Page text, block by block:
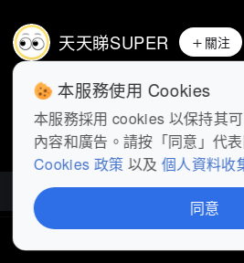
天天睇SUPER 關注
胡子貝 Rock 爆演繹《無盡》
樂綜藝 #聲秀 #廣東歌 #樂壇
查看更多
聲秀| 全31集
本服務使用 Cookies
本服務採用 cookies 以保持其
內容和廣告。請按「同意」代
Cookies 政策 以及 個人資料收
同意